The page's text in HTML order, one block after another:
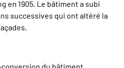
en 1905. Le bâtiment a subi
successives qui ont altéré la